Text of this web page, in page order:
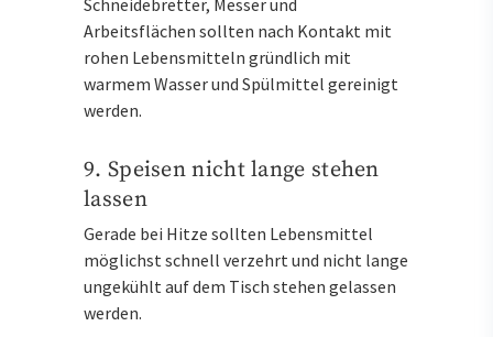
Schneidebretter, Messer und
Arbeitsflächen sollten nach Kontakt mit
rohen Lebensmitteln gründlich mit
warmem Wasser und Spülmittel gereinigt
werden.
9. Speisen nicht lange stehen
lassen
Gerade bei Hitze sollten Lebensmittel
möglichst schnell verzehrt und nicht lange
ungekühlt auf dem Tisch stehen gelassen
werden.